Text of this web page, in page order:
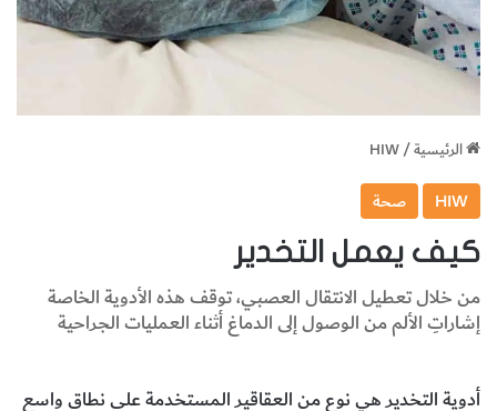
الرئيسية/
HIW
HIW صحة
كيف يعمل التخدير
من خلال تعطيل الانتقال العصبي، توقف هذه الأدوية الخاصة
إشاراتِ الألم من الوصول إلى الدماغ أثناء العمليات الجراحية
أدوية التخدير هي نوع من العقاقير المستخدمة على نطاق واسع